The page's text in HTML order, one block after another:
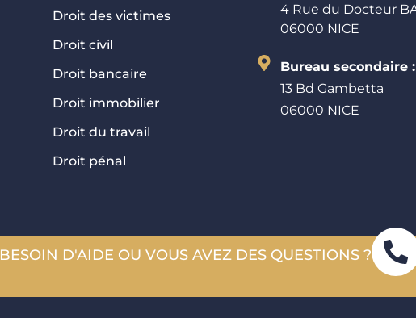
Droit des victimes
Droit civil
Droit bancaire
Droit immobilier
Droit du travail
Droit pénal
4 Rue du Docteur
06000 NICE
Bureau secondaire :
13 Bd Gambetta
06000 NICE
BESOIN D'AIDE OU VOUS AVEZ DES QUESTIONS ?